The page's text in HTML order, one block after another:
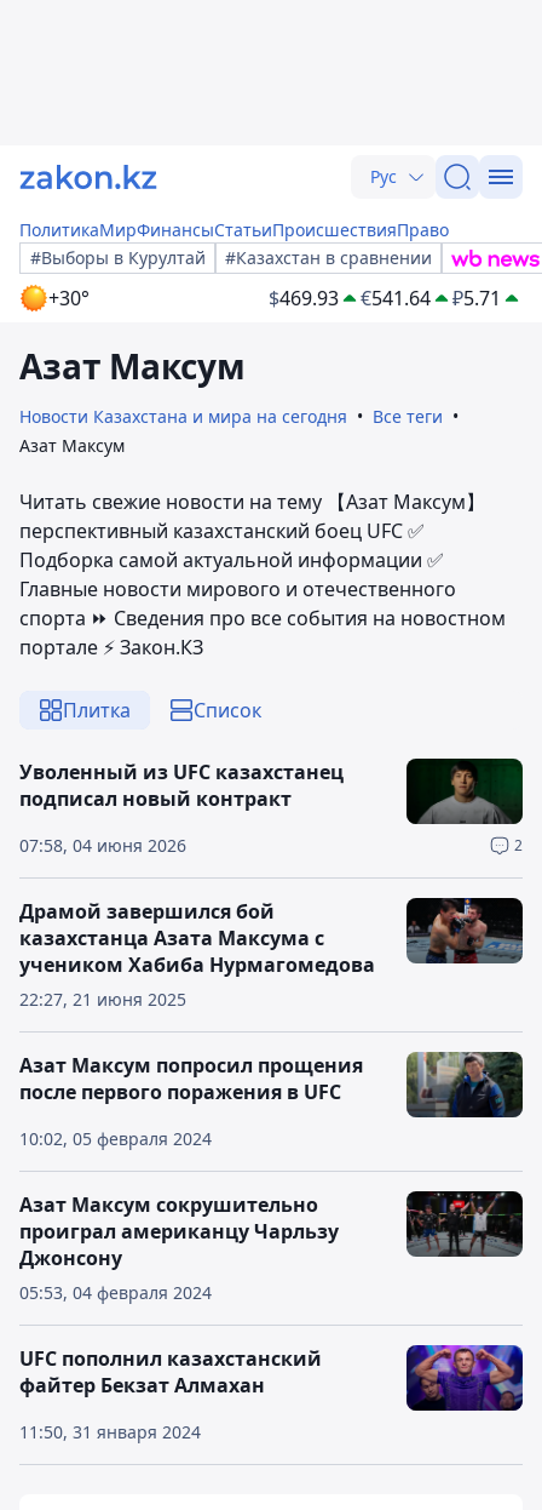
Рус
ПолитикаМирФинансыСтатьиПроисшествияПраво
#Выборы в Курултай
#Казахстан в сравнении
+30° $469.93 €541.64 ₽5.71
Азат Максум
Новости Казахстана и мира на сегодня
Все теги
Азат Максум
Читать свежие новости на тему 【Азат Максум】
перспективный казахстанский боец UFC ✅
Подборка самой актуальной информации ✅
Главные новости мирового и отечественного
спорта ⏩ Сведения про все события на новостном
портале ⚡️ Закон.КЗ
Плитка Список
07:58, 04 июня 2026 2
Уволенный из UFC казахстанец
подписал новый контракт
22:27, 21 июня 2025
Драмой завершился бой
казахстанца Азата Максума с
учеником Хабиба Нурмагомедова
10:02, 05 февраля 2024
Азат Максум попросил прощения
после первого поражения в UFC
05:53, 04 февраля 2024
Азат Максум сокрушительно
проиграл американцу Чарльзу
Джонсону
11:50, 31 января 2024
UFC пополнил казахстанский
файтер Бекзат Алмахан